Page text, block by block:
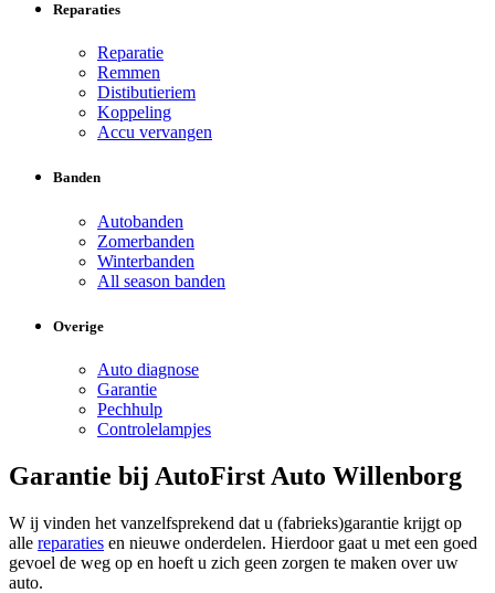
Reparaties
Reparatie
Remmen
Distibutieriem
Koppeling
Accu vervangen
Banden
Autobanden
Zomerbanden
Winterbanden
All season banden
Overige
Auto diagnose
Garantie
Pechhulp
Controlelampjes
Garantie bij AutoFirst Auto Willenborg
W ij vinden het vanzelfsprekend dat u (fabrieks)garantie krijgt op
alle reparaties en nieuwe onderdelen. Hierdoor gaat u met een goed
gevoel de weg op en hoeft u zich geen zorgen te maken over uw
auto.